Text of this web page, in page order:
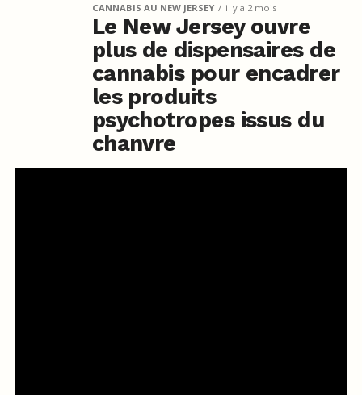
CANNABIS AU NEW JERSEY il y a 2 mois
Le New Jersey ouvre
plus de dispensaires de
cannabis pour encadrer
les produits
psychotropes issus du
chanvre